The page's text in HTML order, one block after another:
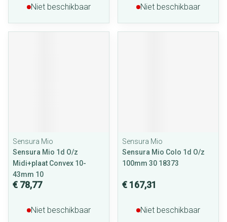
Niet beschikbaar Niet beschikbaar
Sensura Mio
Sensura Mio 1d O/z
Midi+plaat Convex 10-
43mm 10
€ 78,77
Niet beschikbaar
Sensura Mio
Sensura Mio Colo 1d O/z
100mm 30 18373
€ 167,31
Niet beschikbaar